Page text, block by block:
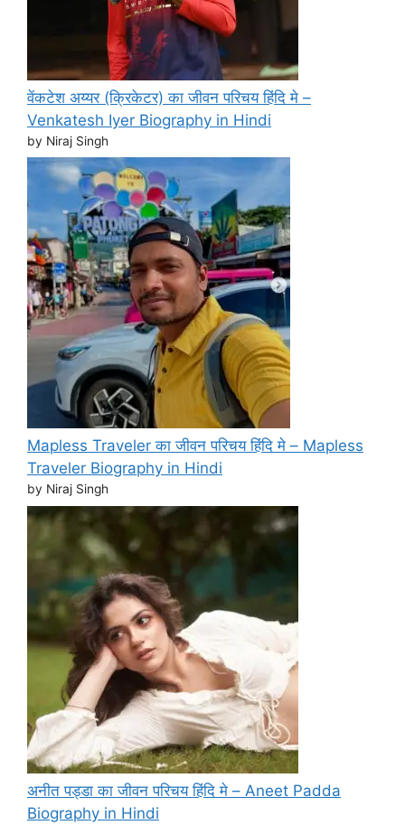
वेंकटेश अय्यर (क्रिकेटर) का जीवन परिचय हिंदि मे –
Venkatesh Iyer Biography in Hindi
by Niraj Singh
Mapless Traveler का जीवन परिचय हिंदि मे – Mapless
Traveler Biography in Hindi
by Niraj Singh
अनीत पड्डा का जीवन परिचय हिंदि मे – Aneet Padda
Biography in Hindi